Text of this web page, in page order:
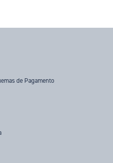
de Pagamento